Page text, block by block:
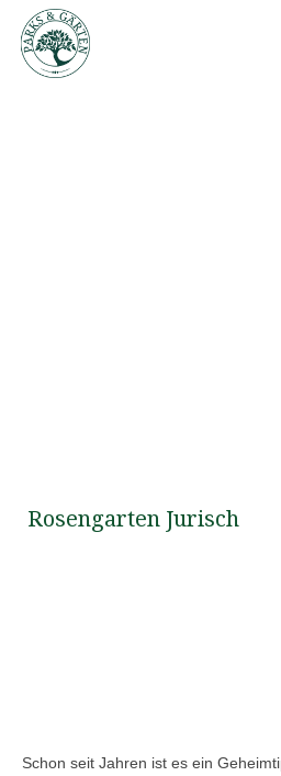
Rosengarten Jurisch
Schon seit Jahren ist es ein